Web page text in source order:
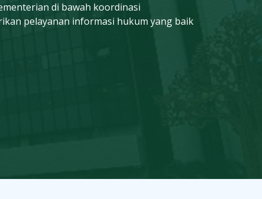
di bawah koordinasi
pelayanan informasi hukum yang baik